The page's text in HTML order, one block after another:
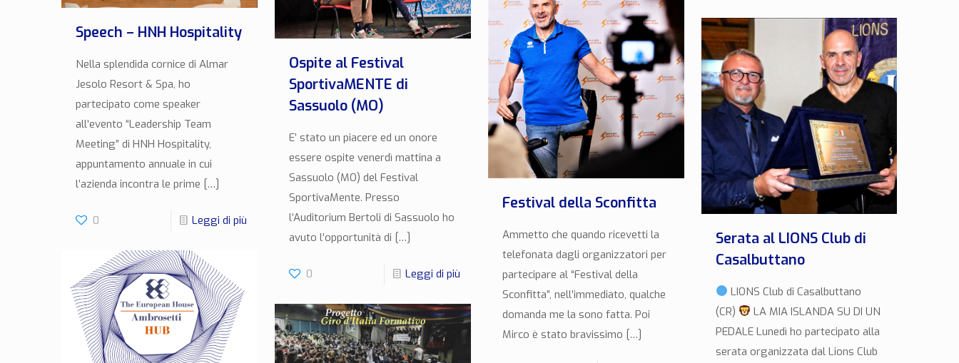
Speech – HNH Hospitality
Nella splendida cornice di Almar
Jesolo Resort & Spa, ho
partecipato come speaker
all’evento “Leadership Team
Meeting” di HNH Hospitality,
appuntamento annuale in cui
l’azienda incontra le prime […]
0 Leggi di più
Ospite al Festival
SportivaMENTE di
Sassuolo (MO)
E’ stato un piacere ed un onore
essere ospite venerdì mattina a
Sassuolo (MO) del Festival
SportivaMente. Presso
l’Auditorium Bertoli di Sassuolo ho
avuto l’opportunità di […]
0 Leggi di più
Festival della Sconfitta
Ammetto che quando ricevetti la
telefonata dagli organizzatori per
partecipare al “Festival della
Sconfitta”, nell’immediato, qualche
domanda me la sono fatta. Poi
Mirco è stato bravissimo […]
Serata al LIONS Club di
Casalbuttano
LIONS Club di Casalbuttano
(CR)
LA MIA ISLANDA SU DI UN
PEDALE Lunedì ho partecipato alla
serata organizzata dal Lions Club